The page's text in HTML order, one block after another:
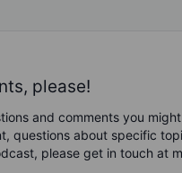
please!
and comments you
questions about specific
please get in touch at